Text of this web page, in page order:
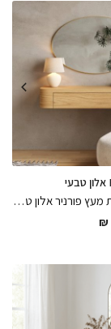
קונסולה מרחפת מעץ פורניר אלון טבעי בצבע לכה אפוקסי מט עם פינות מעוגלות בעבודת יד בשילוב מגירה עם טריקה שקטה בגימור מושלם, פיס יוקרתי ואלגנטי
₪